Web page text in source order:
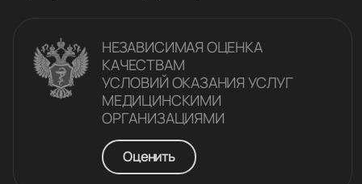
НЕЗАВИСИМАЯ ОЦЕНКА
КАЧЕСТВАM
УСЛОВИЙ ОКАЗАНИЯ УСЛУГ
МЕДИЦИНСКИМИ
ОРГАНИЗАЦИЯМИ
Оценить